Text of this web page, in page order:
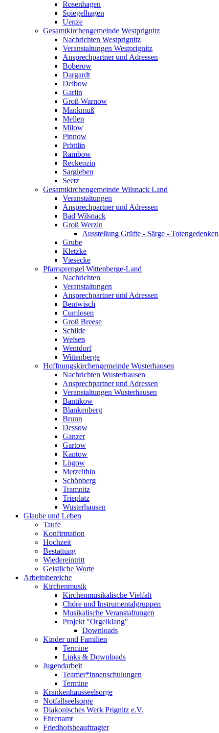
Rosenhagen
Spiegelhagen
Uenze
Gesamtkirchengemeinde Westprignitz
Nachrichten Westprignitz
Veranstaltungen Westprignitz
Ansprechpartner und Adressen
Boberow
Dargardt
Deibow
Garlin
Groß Warnow
Mankmuß
Mellen
Milow
Pinnow
Pröttlin
Rambow
Reckenzin
Sargleben
Seetz
Gesamtkirchengemeinde Wilsnack Land
Veranstaltungen
Ansprechpartner und Adressen
Bad Wilsnack
Groß Werzin
Ausstellung Grüfte - Särge - Totengedenken
Grube
Kletzke
Viesecke
Pfarrsprengel Wittenberge-Land
Nachrichten
Veranstaltungen
Ansprechpartner und Adressen
Bentwisch
Cumlosen
Groß Breese
Schilde
Weisen
Wentdorf
Wittenberge
Hoffnungskirchengemeinde Wusterhausen
Nachrichten Wusterhausen
Ansprechpartner und Adressen
Veranstaltungen Wusterhausen
Bantikow
Blankenberg
Brunn
Dessow
Ganzer
Gartow
Kantow
Lögow
Metzelthin
Schönberg
Tramnitz
Trieplatz
Wusterhausen
Glaube und Leben
Taufe
Konfirmation
Hochzeit
Bestattung
Wiedereintritt
Geistliche Worte
Arbeitsbereiche
Kirchenmusik
Kirchenmusikalische Vielfalt
Chöre und Instrumentalgruppen
Musikalische Veranstaltungen
Projekt "Orgelklang"
Downloads
Kinder und Familien
Termine
Links & Downloads
Jugendarbeit
Teamer*innenschulungen
Termine
Krankenhausseelsorge
Notfallseelsorge
Diakonisches Werk Prignitz e.V.
Ehrenamt
Friedhofsbeauftragter